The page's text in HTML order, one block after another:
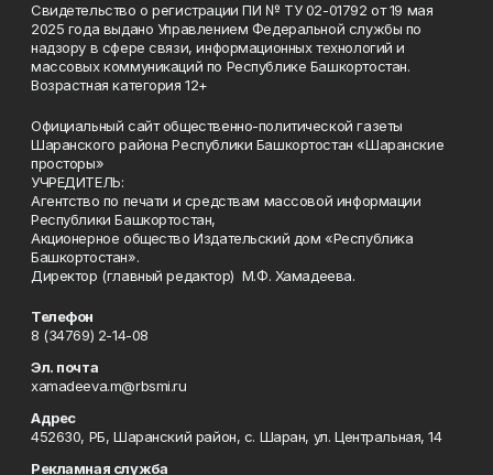
Свидетельство о регистрации ПИ № ТУ 02-01792 от 19 мая
2025 года выдано Управлением Федеральной службы по
надзору в сфере связи, информационных технологий и
массовых коммуникаций по Республике Башкортостан.
Возрастная категория 12+
Официальный сайт общественно-политической газеты
Шаранского района Республики Башкортостан «Шаранские
просторы»
УЧРЕДИТЕЛЬ:
Агентство по печати и средствам массовой информации
Республики Башкортостан,
Акционерное общество Издательский дом «Республика
Башкортостан».
Директор (главный редактор) М.Ф. Хамадеева.
Телефон
8 (34769) 2-14-08
Эл. почта
xamadeeva.m@rbsmi.ru
Адрес
452630, РБ, Шаранский район, с. Шаран, ул. Центральная, 14
Рекламная служба